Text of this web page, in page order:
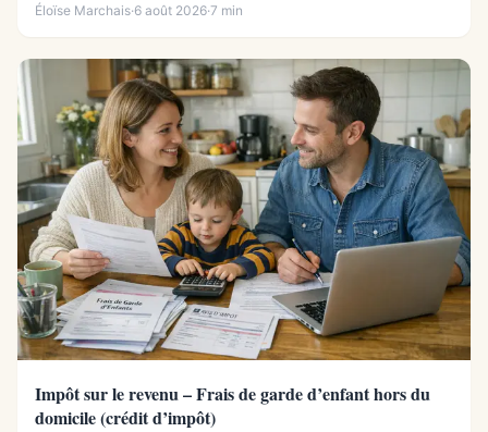
Éloïse Marchais·6 août 2026·7 min
Impôt sur le revenu – Frais de garde d’enfant hors du
domicile (crédit d’impôt)